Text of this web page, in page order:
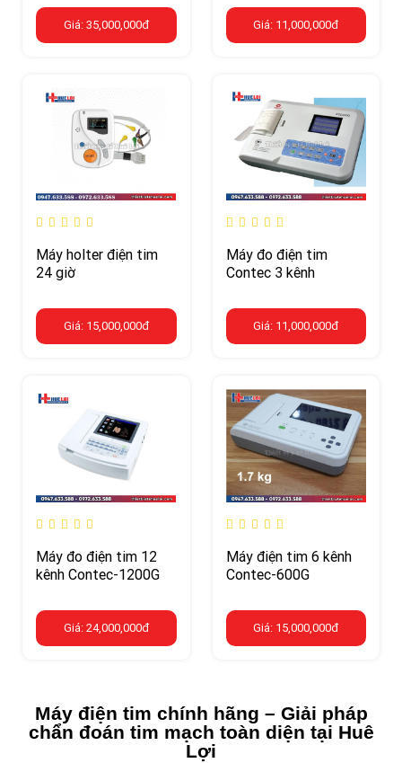
Giá: 35,000,000đ Giá: 11,000,000đ
Máy holter điện tim
24 giờ
Giá: 15,000,000đ
Máy đo điện tim
Contec 3 kênh
Giá: 11,000,000đ
Máy đo điện tim 12
kênh Contec-1200G
Giá: 24,000,000đ
Máy điện tim 6 kênh
Contec-600G
Giá: 15,000,000đ
Máy điện tim chính hãng – Giải pháp
chẩn đoán tim mạch toàn diện tại Huê
Lợi